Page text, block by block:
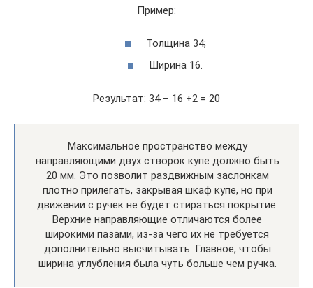
Пример:
Толщина 34;
Ширина 16.
Результат: 34 – 16 +2 = 20
Максимальное пространство между
направляющими двух створок купе должно быть
20 мм. Это позволит раздвижным заслонкам
плотно прилегать, закрывая шкаф купе, но при
движении с ручек не будет стираться покрытие.
Верхние направляющие отличаются более
широкими пазами, из-за чего их не требуется
дополнительно высчитывать. Главное, чтобы
ширина углубления была чуть больше чем ручка.